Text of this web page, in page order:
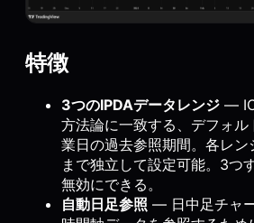
特徴
3つのIPDAデータレンジ —
方法論に一致する、デフォ
業日の過去参照期間。各レン
まで独立して設定可能。3つ
無効にできる。
自動日足参照 — 日中足チャ